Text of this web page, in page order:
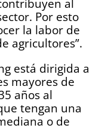
al
Por esto
la labor de
agricultores”.
está dirigida a
mayores de
años al
tengan una
o de